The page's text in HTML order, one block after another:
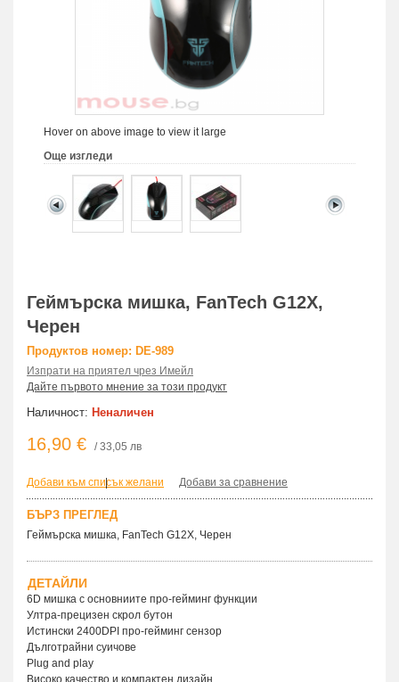
Hover on above image to view it large
Още изгледи
Геймърска мишка, FanTech G12X,
Черен
Продуктов номер: DE-989
Изпрати на приятел чрез Имейл
Дайте първото мнение за този продукт
Наличност: Неналичен
16,90 € / 33,05 лв
Добави към списък желани
| Добави за сравнение
БЪРЗ ПРЕГЛЕД
Геймърска мишка, FanTech G12X, Черен
ДЕТАЙЛИ
6D мишка с основниите про-гейминг функции
Ултра-прецизен скрол бутон
Истински 2400DPI про-гейминг сензор
Дълготрайни суичове
Plug and play
Високо качество и компактен дизайн